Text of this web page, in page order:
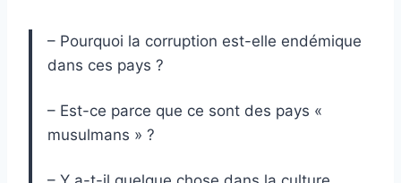
– Pourquoi la corruption est-elle endémique
dans ces pays ?
– Est-ce parce que ce sont des pays «
musulmans » ?